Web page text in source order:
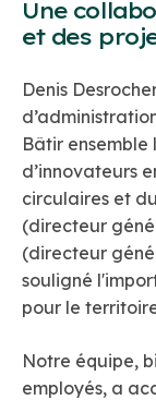
Une
et des
Denis
Bâtir
d’innovateurs
circulaires et
(directeur
(directeur
souligné
pour le
Notre équipe,
employés, a